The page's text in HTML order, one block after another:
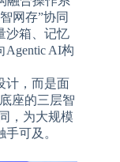
网存”协同
沙箱、记忆
Agentic AI构
计，而是面
座的三层智
，为大规模
可及。